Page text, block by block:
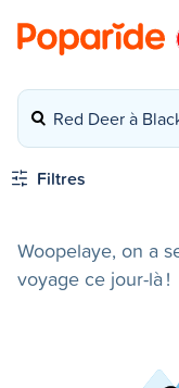
Red Deer à
Filtres
Woopelaye, on a
voyage ce jour-là !